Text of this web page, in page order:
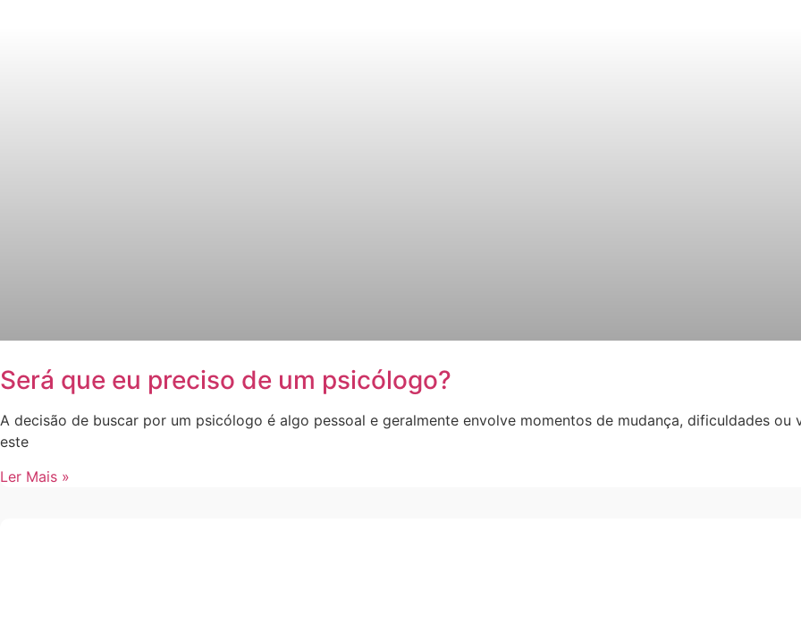
Será que eu preciso de um psicólogo?
A decisão de buscar por um psicólogo é algo pessoal e geralmente envolve momentos de mudança, dificuldades
este
Ler Mais »